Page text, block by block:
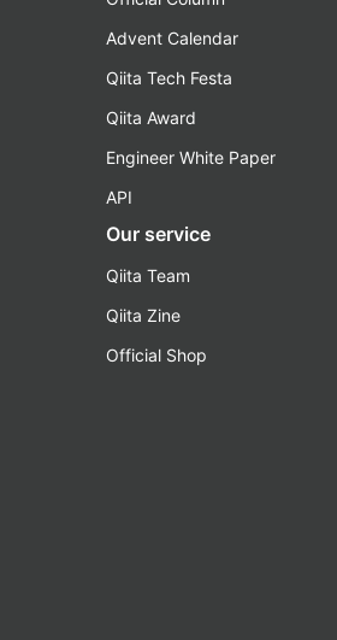
Advent Calendar
Qiita Tech Festa
Qiita Award
Engineer White Paper
API
Our service
Qiita Team
Qiita Zine
Official Shop